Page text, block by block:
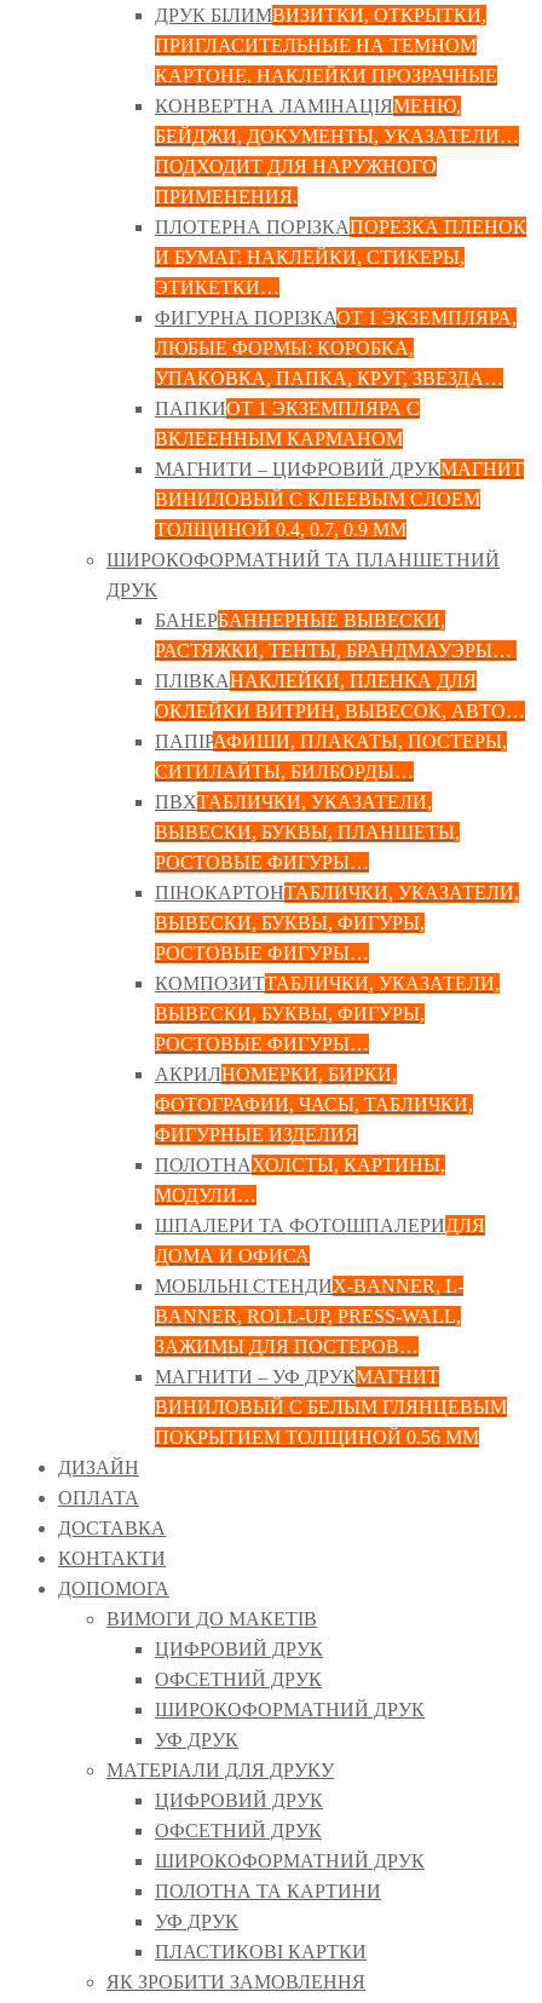
ДРУК БІЛИМВИЗИТКИ, ОТКРЫТКИ,
ПРИГЛАСИТЕЛЬНЫЕ НА ТЕМНОМ
КАРТОНЕ. НАКЛЕЙКИ ПРОЗРАЧНЫЕ
КОНВЕРТНА ЛАМІНАЦІЯМЕНЮ,
БЕЙДЖИ, ДОКУМЕНТЫ, УКАЗАТЕЛИ…
ПОДХОДИТ ДЛЯ НАРУЖНОГО
ПРИМЕНЕНИЯ.
ПЛОТЕРНА ПОРІЗКАПОРЕЗКА ПЛЕНОК
И БУМАГ. НАКЛЕЙКИ, СТИКЕРЫ,
ЭТИКЕТКИ…
ФИГУРНА ПОРІЗКАОТ 1 ЭКЗЕМПЛЯРА,
ЛЮБЫЕ ФОРМЫ: КОРОБКА,
УПАКОВКА, ПАПКА, КРУГ, ЗВЕЗДА…
ПАПКИОТ 1 ЭКЗЕМПЛЯРА С
ВКЛЕЕННЫМ КАРМАНОМ
МАГНИТИ – ЦИФРОВИЙ ДРУКМАГНИТ
ВИНИЛОВЫЙ С КЛЕЕВЫМ СЛОЕМ
ТОЛЩИНОЙ 0.4, 0.7, 0.9 ММ
ШИРОКОФОРМАТНИЙ ТА ПЛАНШЕТНИЙ
ДРУК
БАНЕРБАННЕРНЫЕ ВЫВЕСКИ,
РАСТЯЖКИ, ТЕНТЫ, БРАНДМАУЭРЫ…
ПЛІВКАНАКЛЕЙКИ, ПЛЕНКА ДЛЯ
ОКЛЕЙКИ ВИТРИН, ВЫВЕСОК, АВТО…
ПАПІРАФИШИ, ПЛАКАТЫ, ПОСТЕРЫ,
СИТИЛАЙТЫ, БИЛБОРДЫ…
ПВХТАБЛИЧКИ, УКАЗАТЕЛИ,
ВЫВЕСКИ, БУКВЫ, ПЛАНШЕТЫ,
РОСТОВЫЕ ФИГУРЫ…
ПІНОКАРТОНТАБЛИЧКИ, УКАЗАТЕЛИ,
ВЫВЕСКИ, БУКВЫ, ФИГУРЫ,
РОСТОВЫЕ ФИГУРЫ…
КОМПОЗИТТАБЛИЧКИ, УКАЗАТЕЛИ,
ВЫВЕСКИ, БУКВЫ, ФИГУРЫ,
РОСТОВЫЕ ФИГУРЫ…
АКРИЛНОМЕРКИ, БИРКИ,
ФОТОГРАФИИ, ЧАСЫ, ТАБЛИЧКИ,
ФИГУРНЫЕ ИЗДЕЛИЯ
ПОЛОТНАХОЛСТЫ, КАРТИНЫ,
МОДУЛИ…
ШПАЛЕРИ ТА ФОТОШПАЛЕРИДЛЯ
ДОМА И ОФИСА
МОБІЛЬНІ СТЕНДИX-BANNER, L-
BANNER, ROLL-UP, PRESS-WALL,
ЗАЖИМЫ ДЛЯ ПОСТЕРОВ…
МАГНИТИ – УФ ДРУКМАГНИТ
ВИНИЛОВЫЙ С БЕЛЫМ ГЛЯНЦЕВЫМ
ПОКРЫТИЕМ ТОЛЩИНОЙ 0.56 ММ
ДИЗАЙН
ОПЛАТА
ДОСТАВКА
КОНТАКТИ
ДОПОМОГА
ВИМОГИ ДО МАКЕТІВ
ЦИФРОВИЙ ДРУК
ОФСЕТНИЙ ДРУК
ШИРОКОФОРМАТНИЙ ДРУК
УФ ДРУК
МАТЕРІАЛИ ДЛЯ ДРУКУ
ЦИФРОВИЙ ДРУК
ОФСЕТНИЙ ДРУК
ШИРОКОФОРМАТНИЙ ДРУК
ПОЛОТНА ТА КАРТИНИ
УФ ДРУК
ПЛАСТИКОВІ КАРТКИ
ЯК ЗРОБИТИ ЗАМОВЛЕННЯ